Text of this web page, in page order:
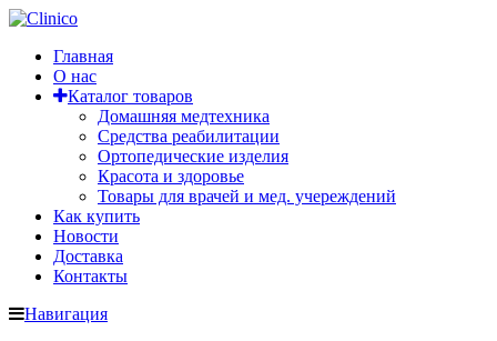
Главная
О нас
Каталог товаров
Домашняя медтехника
Средства реабилитации
Ортопедические изделия
Красота и здоровье
Товары для врачей и мед. учереждений
Как купить
Новости
Доставка
Контакты
Навигация